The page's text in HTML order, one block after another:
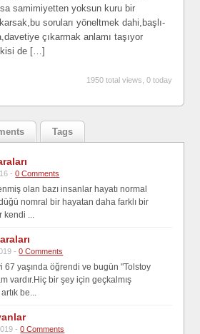
samimiyetten yoksun kuru bir
soruları yöneltmek dahi,başlı-
çıkarmak anlamı taşıyor
de […]
1950 total views, 0 today
Tags
-0 Comments
olan bazı insanlar hayatı normal
nomral bir hayatan daha farklı bir
kendi ...
-0 Comments
67 yaşında öğrendi ve bugün "Tolstoy
vardır.Hiç bir şey için geçkalmış
be...
-0 Comments